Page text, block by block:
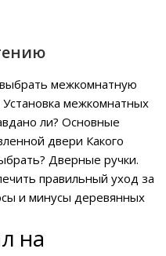
межкомнатную
Установка межкомнатных
ли? Основные
двери Какого
Дверные ручки.
правильный уход за
и минусы деревянных
на